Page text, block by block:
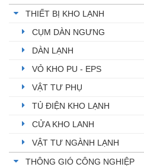
THIẾT BỊ KHO LẠNH
CỤM DÀN NGƯNG
DÀN LẠNH
VỎ KHO PU - EPS
VẬT TƯ PHỤ
TỦ ĐIỆN KHO LẠNH
CỬA KHO LANH
VẬT TƯ NGÀNH LẠNH
THÔNG GIÓ CÔNG NGHIỆP